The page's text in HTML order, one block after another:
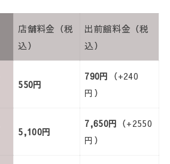
店舗料金（税
込）
出前館料金（税
込）
550円
790円 （+240
円）
5,100円
7,650円 （+2550
円）